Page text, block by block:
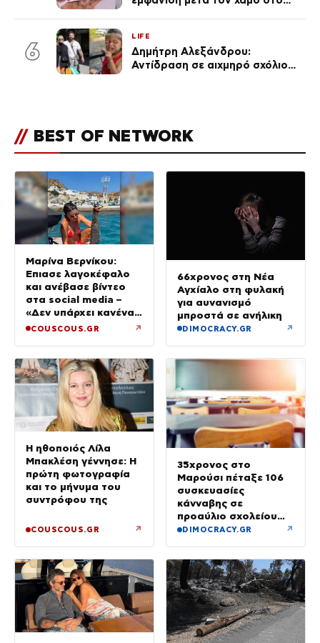
6
LIFE
Δημήτρη Αλεξάνδρου:
Αντίδραση σε αιχμηρό σχόλιο
// BEST OF NETWORK
Μαρίνα Βερνίκου:
Έπιασε λαγοκέφαλο
και ανέβασε βίντεο
στα social media –
«Δεν υπάρχει κανένας
λόγος να φοβόμαστε»
COUSCOUS.GR ↗
66χρονος στη Νέα
Αγχίαλο στη φυλακή
για αυνανισμό
μπροστά σε ανήλικη
DIMOCRACY.GR ↗
Η ηθοποιός Λίλα
Μπακλέση γέννησε: Η
πρώτη φωτογραφία
και το μήνυμα του
συντρόφου της
COUSCOUS.GR ↗
35χρονος στο
Μαρούσι πέταξε 106
συσκευασίες
κάνναβης σε
προαύλιο σχολείου
και έφυγε μόλις είδε
DIMOCRACY.GR ↗